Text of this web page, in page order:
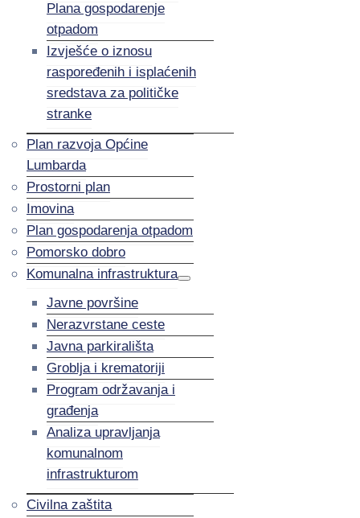
Plana gospodarenje
otpadom
Izvješće o iznosu
raspoređenih i isplaćenih
sredstava za političke
stranke
Plan razvoja Općine
Lumbarda
Prostorni plan
Imovina
Plan gospodarenja otpadom
Pomorsko dobro
Komunalna infrastruktura
Javne površine
Nerazvrstane ceste
Javna parkirališta
Groblja i krematoriji
Program održavanja i
građenja
Analiza upravljanja
komunalnom
infrastrukturom
Civilna zaštita